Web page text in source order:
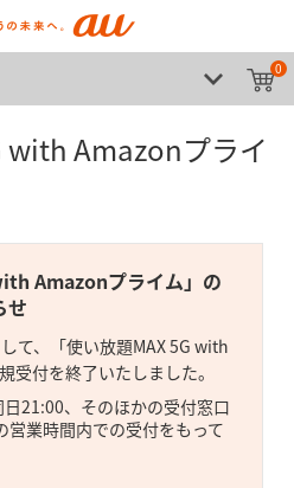
0
with Amazonプライ
Amazonプライム」の
せ
て、「使い放題MAX 5G with
受付を終了いたしました。
21:00、そのほかの受付窓口
営業時間内での受付をもって